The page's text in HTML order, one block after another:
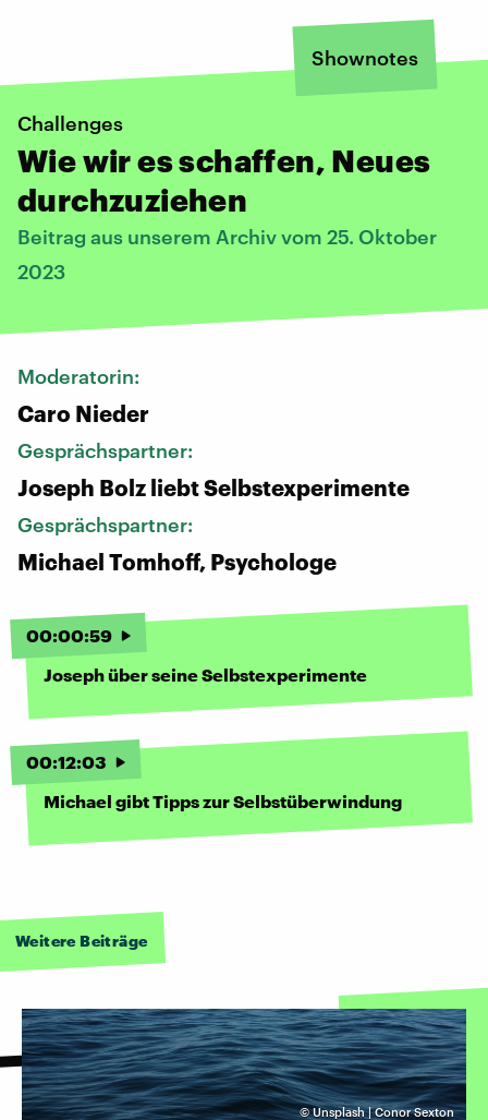
Shownotes
Challenges
Wie wir es schaffen, Neues
durchzuziehen
Beitrag aus unserem Archiv vom 25. Oktober
2023
Moderatorin:
Caro Nieder
Gesprächspartner:
Joseph Bolz liebt Selbstexperimente
Gesprächspartner:
Michael Tomhoff, Psychologe
00:00:59
Joseph über seine Selbstexperimente
00:12:03
Michael gibt Tipps zur Selbstüberwindung
Weitere Beiträge
©Unsplash | Conor Sexton